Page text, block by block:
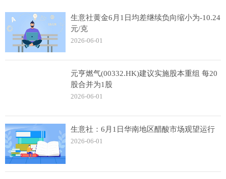
生意社黄金6月1日均差继续负向缩小为-10.24
元/克
2026-06-01
元亨燃气(00332.HK)建议实施股本重组 每20
股合并为1股
2026-06-01
生意社：6月1日华南地区醋酸市场观望运行
2026-06-01